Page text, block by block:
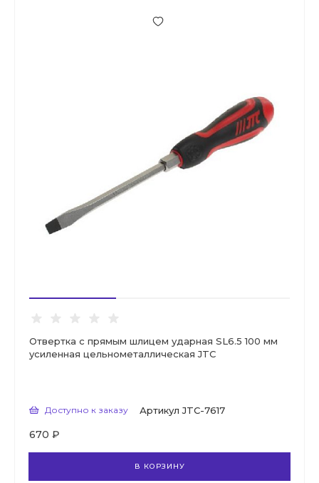
Отвертка с прямым шлицем ударная SL6.5 100 мм
усиленная цельнометаллическая JTC
Доступно к заказу Артикул JTC-7617
670 ₽
В КОРЗИНУ